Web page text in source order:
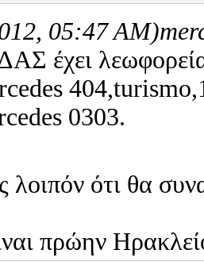
05:47 AM)
έχει
0303.
λοιπόν ότι θα
πρώην